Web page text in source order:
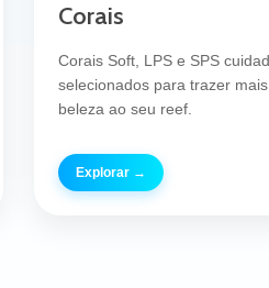
Corais
Corais Soft, LPS e SPS
selecionados para trazer
beleza ao seu reef.
Explorar →